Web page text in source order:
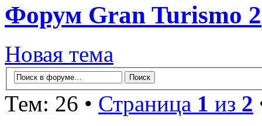
Форум Gran Turismo 2
Новая тема
Тем: 26 • Страница 1 из 2